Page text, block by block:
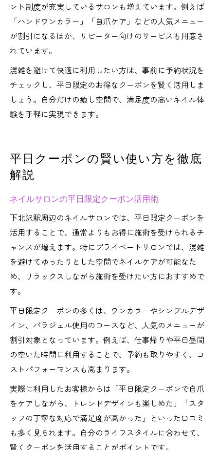
ント制度が充実しているサロンも増えています。例えば
「ハンドワンカラー」「自爪ケア」などの人気メニュー
が割引になるほか、リピーター向けのサービスも用意さ
れています。
混雑を避けて快適に利用したい方は、事前に予約状況を
チェックし、平日限定のお得なクーポンを賢く活用しま
しょう。自分だけの癒し空間で、満足度の高いネイル体
験を手軽に実現できます。
平日クーポンの賢い使い方を徹底
解説
ネイルサロンの平日限定クーポン活用術
下北沢駅周辺のネイルサロンでは、平日限定クーポンを
活用することで、通常よりもお得に施術を受けられるチ
ャンスが増えます。特にプライベートサロンでは、混雑
を避けてゆったりとした空間でネイルケアが可能なた
め、リラックスしながら施術を受けたい方におすすめで
す。
平日限定クーポンの多くは、ワンカラーやシンプルデザ
イン、パラジェル使用のコースなど、人気のメニューが
割引対象となっています。例えば、仕事帰りや平日昼間
の空いた時間に利用することで、予約も取りやすく、コ
ストパフォーマンスも高まります。
実際に利用したお客様からは「平日限定クーポンで自爪
をケアしながら、トレンドデザインも楽しめた」「スタ
ッフの丁寧な対応で満足度が高かった」といった口コミ
も多く見られます。自分のライフスタイルに合わせて、
賢くクーポンを活用することがポイントです。